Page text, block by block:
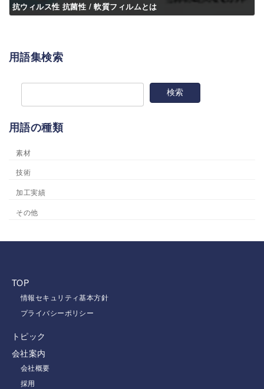
抗ウィルス性 抗菌性 / 軟質フィルムとは
用語集検索
用語の種類
素材
技術
加工実績
その他
TOP
情報セキュリティ基本方針
プライバシーポリシー
トピック
会社案内
会社概要
採用